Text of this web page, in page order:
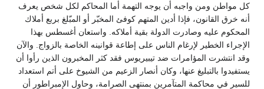
كل مواطن ومن واجبه أن يوجه التهمة أما المحاكم لكل شخص يعرف
أنه خرق القانون، فإذا أدين المتهم كوفئ المخبّر أو المبّلغ بربع أملاك
المحكوم عليه وصادرت الدولة بقية أملاكه. واستعان أغسطس بهذا
الإجراء الخطير لإرغام الناس على إطاعة قوانينه الخاصة بالزواج. والآن
وقد انتشرت المؤامرات ضد تيبيريوس فقد كثر المخبرون الذين رأوا أن
يستفيدوا بالتبليغ عنها، وكان أنصار الزعيم من الشيوخ على أتم استعداد
للسير في محاكمة المتآمرين بمنتهى الصرامة، وحاول الإمبراطور أن